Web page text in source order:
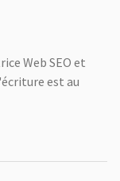
Web SEO et
est au